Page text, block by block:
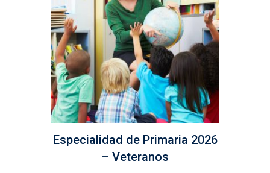
Especialidad de Primaria 2026
– Veteranos